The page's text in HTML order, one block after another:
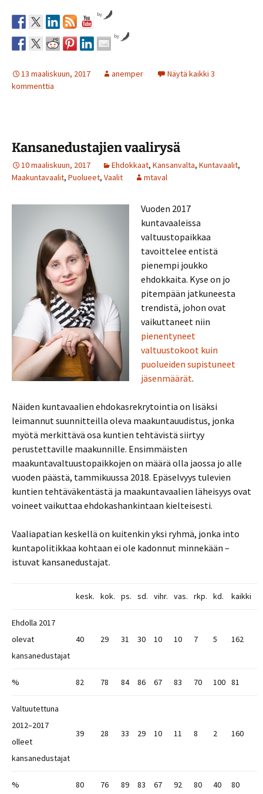
by
by
13 maaliskuun, 2017 anemper
Näytä kaikki 3
kommenttia
Kansanedustajien vaalirysä
10 maaliskuun, 2017 Ehdokkaat, Kansanvalta, Kuntavaalit,
Maakuntavaalit, Puolueet, Vaalit mtaval
Vuoden 2017
kuntavaaleissa
valtuustopaikkaa
tavoittelee entistä
pienempi joukko
ehdokkaita. Kyse on jo
pitempään jatkuneesta
trendistä, johon ovat
vaikuttaneet niin
pienentyneet
valtuustokoot kuin
puolueiden supistuneet
jäsenmäärät.
Näiden kuntavaalien ehdokasrekrytointia on lisäksi
leimannut suunnitteilla oleva maakuntauudistus, jonka
myötä merkittävä osa kuntien tehtävistä siirtyy
perustettaville maakunnille. Ensimmäisten
maakuntavaltuustopaikkojen on määrä olla jaossa jo alle
vuoden päästä, tammikuussa 2018. Epäselvyys tulevien
kuntien tehtäväkentästä ja maakuntavaalien läheisyys ovat
voineet vaikuttaa ehdokashankintaan kielteisesti.
Vaaliapatian keskellä on kuitenkin yksi ryhmä, jonka into
kuntapolitikkaa kohtaan ei ole kadonnut minnekään ­–
istuvat kansanedustajat.
kesk. kok. ps. sd. vihr. vas. rkp. kd. kaikki
Ehdolla 2017
olevat
kansanedustajat
40 29 31 30 10 10 7 5 162
% 82 78 84 86 67 83 70 100 81
Valtuutettuna
2012–2017
olleet
kansanedustajat
39 28 33 29 10 11 8 2 160
% 80 76 89 83 67 92 80 40 80